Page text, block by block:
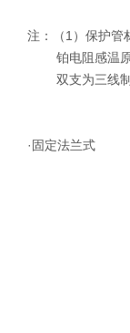
注：（1）保护管
铂电阻感温原
双支为三线制
·固定法兰式